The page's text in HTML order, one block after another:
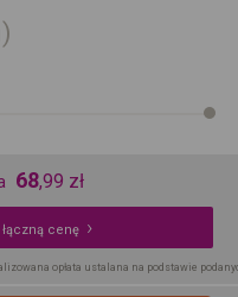
68,99 zł
cenę
opłata ustalana na podstawie